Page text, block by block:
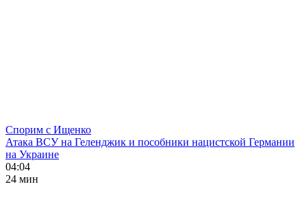
Спорим с Ищенко
Атака ВСУ на Геленджик и пособники нацистской Германии
на Украине
04:04
24 мин